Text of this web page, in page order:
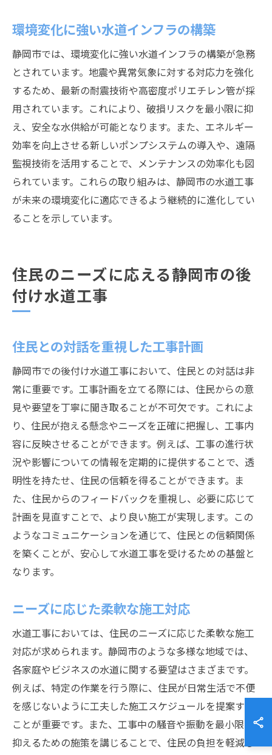
環境変化に強い水道インフラの構築
静岡市では、環境変化に強い水道インフラの構築が急務
とされています。地震や異常気象に対する対応力を強化
するため、最新の耐震技術や高密度ポリエチレン管が採
用されています。これにより、破損リスクを最小限に抑
え、安全な水供給が可能となります。また、エネルギー
効率を向上させる新しいポンプシステムの導入や、遠隔
監視技術を活用することで、メンテナンスの効率化も図
られています。これらの取り組みは、静岡市の水道工事
が未来の環境変化に適応できるよう継続的に進化してい
ることを示しています。
住民のニーズに応える静岡市の後
付け水道工事
住民との対話を重視した工事計画
静岡市での後付け水道工事において、住民との対話は非
常に重要です。工事計画を立てる際には、住民からの意
見や要望を丁寧に聞き取ることが不可欠です。これによ
り、住民が抱える懸念やニーズを正確に把握し、工事内
容に反映させることができます。例えば、工事の進行状
況や影響についての情報を定期的に提供することで、透
明性を持たせ、住民の信頼を得ることができます。ま
た、住民からのフィードバックを重視し、必要に応じて
計画を見直すことで、より良い施工が実現します。この
ようなコミュニケーションを通じて、住民との信頼関係
を築くことが、安心して水道工事を受けるための基盤と
なります。
ニーズに応じた柔軟な施工対応
水道工事においては、住民のニーズに応じた柔軟な施工
対応が求められます。静岡市のような多様な地域では、
各家庭やビジネスの水道に関する要望はさまざまです。
例えば、特定の作業を行う際に、住民が日常生活で不便
を感じないように工夫した施工スケジュールを提案する
ことが重要です。また、工事中の騒音や振動を最小限に
抑えるための施策を講じることで、住民の負担を軽減し